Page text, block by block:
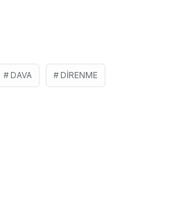
DAVA DIRENME